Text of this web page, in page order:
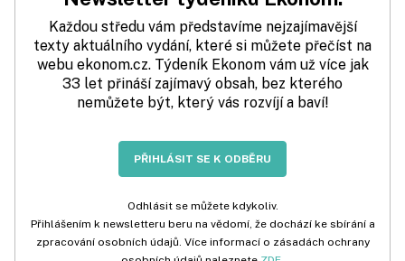
Každou středu vám představíme nejzajímavější
texty aktuálního vydání, které si můžete přečíst na
webu ekonom.cz. Týdeník Ekonom vám už více jak
33 let přináší zajímavý obsah, bez kterého
nemůžete být, který vás rozvíjí a baví!
PŘIHLÁSIT SE K ODBĚRU
Odhlásit se můžete kdykoliv.
Přihlášením k newsletteru beru na vědomí, že dochází ke sbírání a
zpracování osobních údajů. Více informací o zásadách ochrany